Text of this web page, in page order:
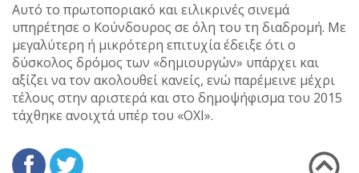
Αυτό το πρωτοποριακό και ειλικρινές σινεμά
υπηρέτησε ο Κούνδουρος σε όλη του τη διαδρομή. Με
μεγαλύτερη ή μικρότερη επιτυχία έδειξε ότι ο
δύσκολος δρόμος των «δημιουργών» υπάρχει και
αξίζει να τον ακολουθεί κανείς, ενώ παρέμεινε μέχρι
τέλους στην αριστερά και στο δημοψήφισμα του 2015
τάχθηκε ανοιχτά υπέρ του «ΟΧΙ».